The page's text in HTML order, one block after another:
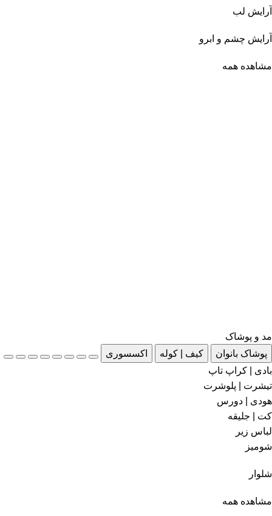
آرایش لب
آرایش چشم و ابرو
مشاهده همه
مد و پوشاک
پوشاک بانوان
کیف | کوله
اکسسوری
بادی | کراپ تاپ
تیشرت | پلوشرت
هودی | دورس
کت | جلیقه
لباس زیر
شومیز
شلوار
مشاهده همه